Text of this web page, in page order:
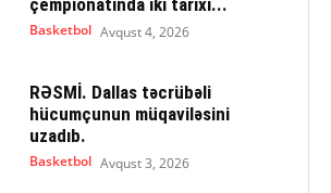
Basketbol Avqust 4, 2026
RƏSMİ. Dallas təcrübəli
hücumçunun müqaviləsini
uzadıb.
Basketbol Avqust 3, 2026